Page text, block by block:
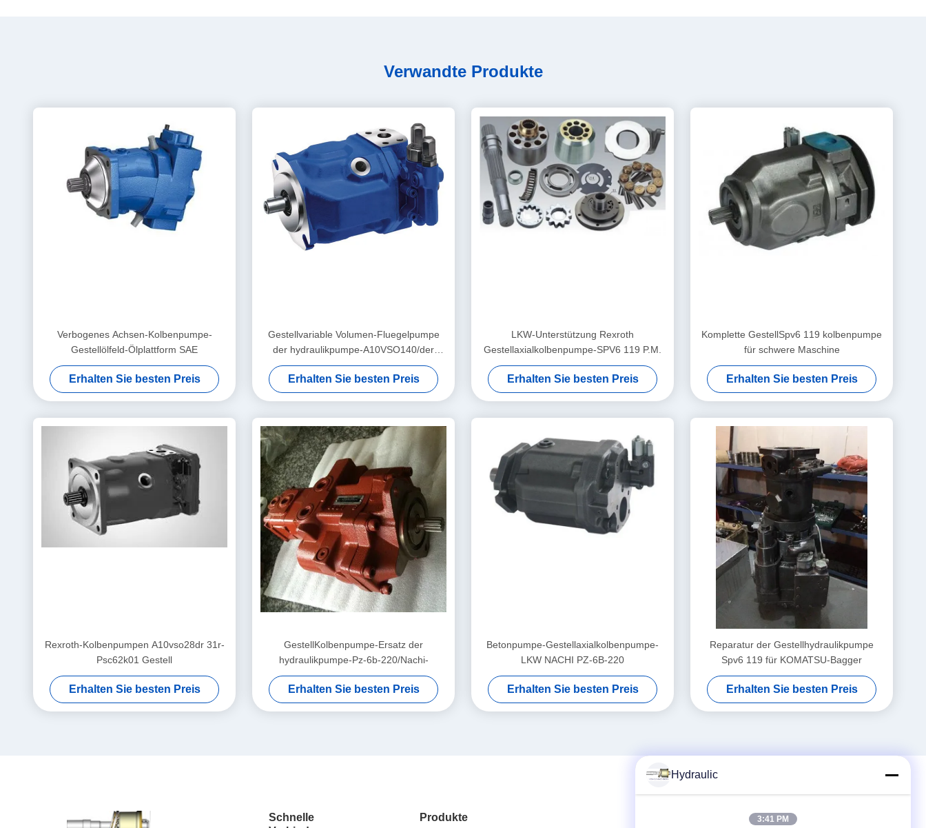
Verwandte Produkte
Verbogenes Achsen-Kolbenpumpe-
Gestellölfeld-Ölplattform SAE
Erhalten Sie besten Preis
Gestellvariable Volumen-Fluegelpumpe
der hydraulikpumpe-A10VSO140/der
Werkzeugmaschine
Erhalten Sie besten Preis
LKW-Unterstützung Rexroth
Gestellaxialkolbenpumpe-SPV6 119 P.M.
Erhalten Sie besten Preis
Komplette GestellSpv6 119 kolbenpumpe
für schwere Maschine
Erhalten Sie besten Preis
Rexroth-Kolbenpumpen A10vso28dr 31r-
Psc62k01 Gestell
Erhalten Sie besten Preis
GestellKolbenpumpe-Ersatz der
hydraulikpumpe-Pz-6b-220/Nachi-
Erhalten Sie besten Preis
Betonpumpe-Gestellaxialkolbenpumpe-
LKW NACHI PZ-6B-220
Erhalten Sie besten Preis
Reparatur der Gestellhydraulikpumpe
Spv6 119 für KOMATSU-Bagger
Erhalten Sie besten Preis
Schnelle
Produkte Schneller Kontakt
Hydraulic
3:41 PM